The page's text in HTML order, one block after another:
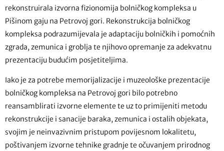
rekonstruirala izvorna fizionomija bolničkog kompleksa u
Pišinom gaju na Petrovoj gori. Rekonstrukcija bolničkog
kompleksa podrazumijevala je adaptaciju bolničkih i pomoćnih
zgrada, zemunica i groblja te njihovo opremanje za adekvatnu
prezentaciju budućim posjetiteljima.
Iako je za potrebe memorijalizacije i muzeološke prezentacije
bolničkog kompleksa na Petrovoj gori bilo potrebno
reansamblirati izvorne elemente te uz to primijeniti metodu
rekonstrukcije i sanacije baraka, zemunica i ostalih objekata,
svojim je neinvazivnim pristupom povijesnom lokalitetu,
poštivanjem izvorne tehnike gradnje te očuvanjem prirodnog